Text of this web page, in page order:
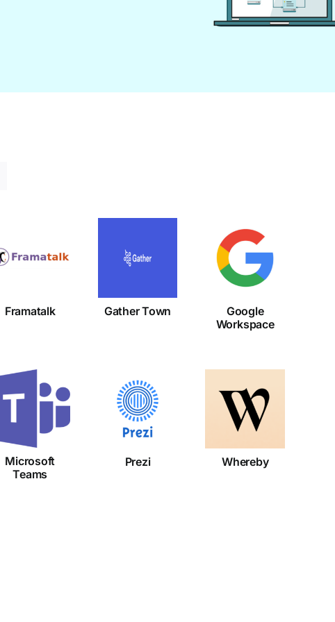
Framatalk
Framatalk
Gather
Town
Gather Town
Google
Workspace
Google
Workspace
Microsoft
Teams
Microsoft
Teams
Prezi
Prezi
Whereby
Whereby